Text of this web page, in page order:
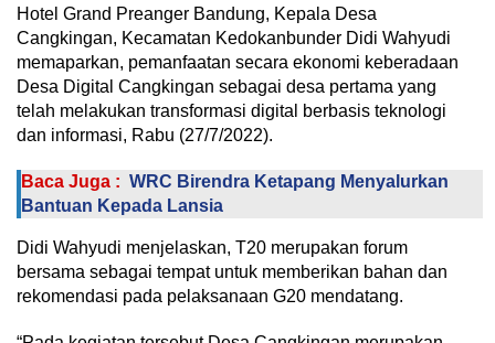
Hotel Grand Preanger Bandung, Kepala Desa
Cangkingan, Kecamatan Kedokanbunder Didi Wahyudi
memaparkan, pemanfaatan secara ekonomi keberadaan
Desa Digital Cangkingan sebagai desa pertama yang
telah melakukan transformasi digital berbasis teknologi
dan informasi, Rabu (27/7/2022).
Baca Juga : WRC Birendra Ketapang Menyalurkan
Bantuan Kepada Lansia
Didi Wahyudi menjelaskan, T20 merupakan forum
bersama sebagai tempat untuk memberikan bahan dan
rekomendasi pada pelaksanaan G20 mendatang.